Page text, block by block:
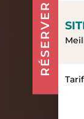
RÉSERVER